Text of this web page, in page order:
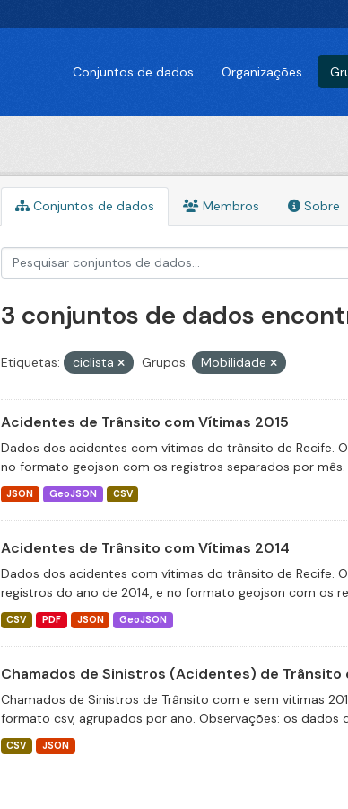
Conjuntos de dados Organizações
Conjuntos de dados Membros Sobre
3 conjuntos de dados
Etiquetas: ciclista Grupos: Mobilidade
Acidentes de Trânsito com Vítimas 2015
Dados dos acidentes com vítimas do trânsito de Recife.
no formato geojson com os registros separados por mês.
JSON GeoJSON CSV
Acidentes de Trânsito com Vítimas 2014
Dados dos acidentes com vítimas do trânsito de Recife.
registros do ano de 2014, e no formato geojson com os
CSV PDF JSON GeoJSON
Chamados de Sinistros (Acidentes) de Trânsito
Chamados de Sinistros de Trânsito com e sem vitimas
formato csv, agrupados por ano. Observações: os dados
CSV JSON